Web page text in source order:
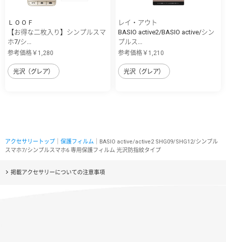
ＬＯＯＦ
【お得な二枚入り】シンプルスマ
ホ7/シ...
参考価格￥1,280
光沢（グレア）
レイ・アウト
BASIO active2/BASIO active/シン
プルス...
参考価格￥1,210
光沢（グレア）
アクセサリートップ 保護フィルム ｜BASIO active/active2 SHG09/SHG12/シンプル
スマホ7/シンプルスマホ6 専用保護フィルム 光沢防指紋タイプ
掲載アクセサリーについての注意事項